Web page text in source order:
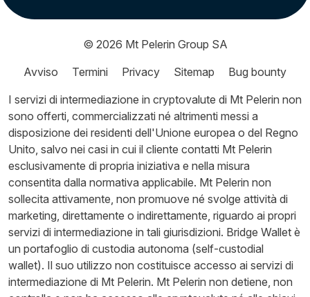
© 2026 Mt Pelerin Group SA
Avviso
Termini Privacy Sitemap
Bug bounty
I servizi di intermediazione in cryptovalute di Mt Pelerin non
sono offerti, commercializzati né altrimenti messi a
disposizione dei residenti dell'Unione europea o del Regno
Unito, salvo nei casi in cui il cliente contatti Mt Pelerin
esclusivamente di propria iniziativa e nella misura
consentita dalla normativa applicabile. Mt Pelerin non
sollecita attivamente, non promuove né svolge attività di
marketing, direttamente o indirettamente, riguardo ai propri
servizi di intermediazione in tali giurisdizioni. Bridge Wallet è
un portafoglio di custodia autonoma (self-custodial
wallet). Il suo utilizzo non costituisce accesso ai servizi di
intermediazione di Mt Pelerin. Mt Pelerin non detiene, non